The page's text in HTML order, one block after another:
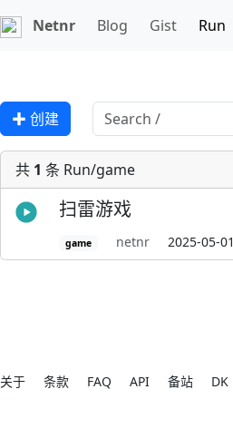
Netnr Blog Gist Run
✚ 创建
共 1 条 Run/game
扫雷游戏
game netnr 2025-05-01
关于 条款 FAQ API 备站 DK